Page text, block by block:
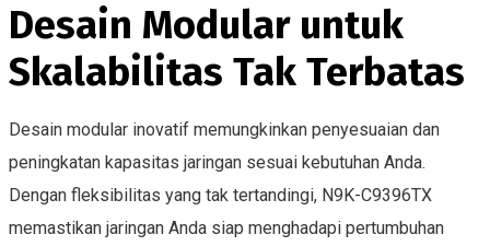
Desain Modular untuk
Skalabilitas Tak Terbatas
Desain modular inovatif memungkinkan penyesuaian dan
peningkatan kapasitas jaringan sesuai kebutuhan Anda.
Dengan fleksibilitas yang tak tertandingi, N9K-C9396TX
memastikan jaringan Anda siap menghadapi pertumbuhan